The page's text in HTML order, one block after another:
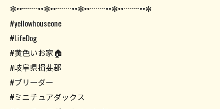
✼••┈┈••✼••┈┈••✼••┈┈••✼••┈┈••✼
#yellowhouseone
#LifeDog
#黄色いお家🏠
#岐阜県揖斐郡
#ブリーダー
#ミニチュアダックス